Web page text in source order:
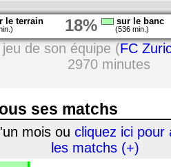
le terrain 18% sur le banc
(536 min.)
de son équipe (FC
2970 minutes
ses matchs
mois ou cliquez ici pour
les matchs (+)